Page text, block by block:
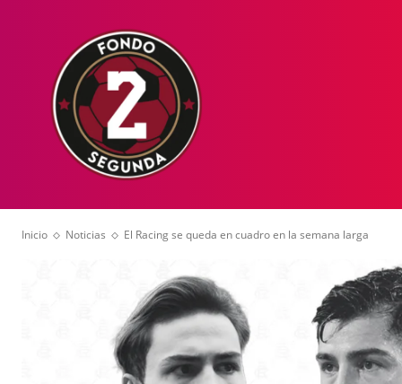
Inicio Noticias El Racing se queda en cuadro en la semana larga